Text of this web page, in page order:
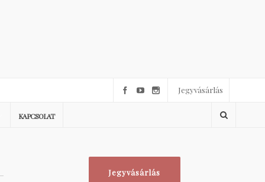
Jegyvásárlás
KAPCSOLAT
Jegyvásárlás